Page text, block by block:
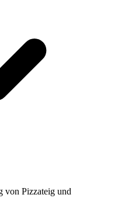
von Pizzateig und